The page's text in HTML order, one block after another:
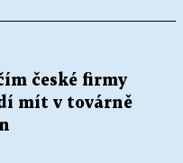
české firmy
mít v továrně